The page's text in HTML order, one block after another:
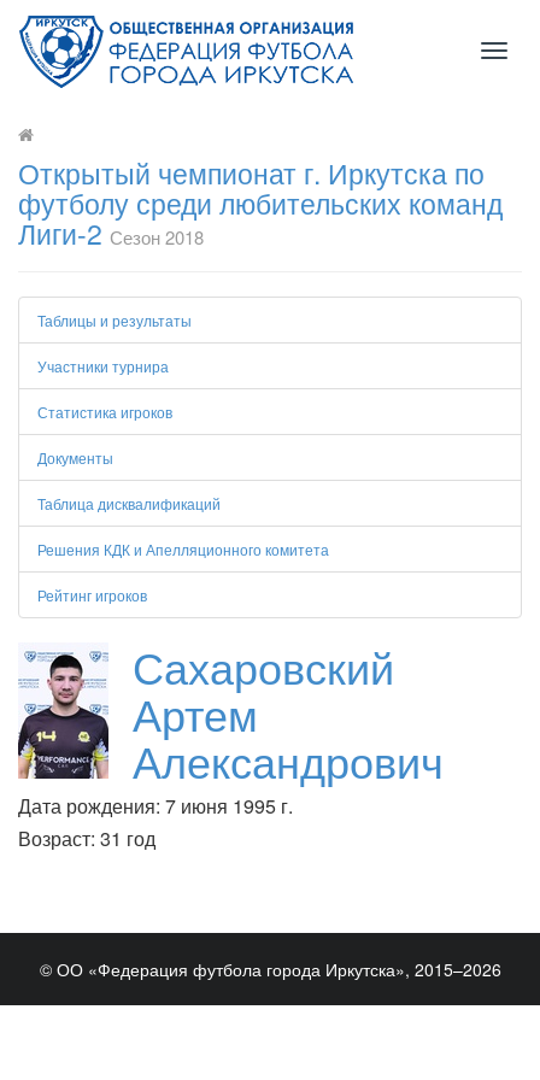
Открытый чемпионат г. Иркутска по
футболу среди любительских команд
Лиги-2 Сезон 2018
Таблицы и результаты
Участники турнира
Статистика игроков
Документы
Таблица дисквалификаций
Решения КДК и Апелляционного комитета
Рейтинг игроков
Сахаровский
Артем
Александрович
Дата рождения: 7 июня 1995 г.
Возраст: 31 год
© ОО «Федерация футбола города Иркутска», 2015–2026